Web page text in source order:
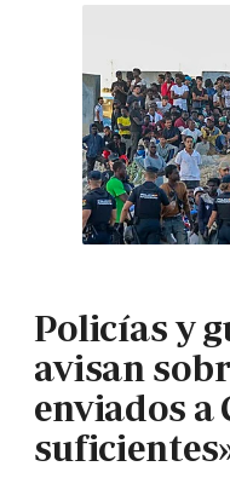
Policías y
avisan
enviados a